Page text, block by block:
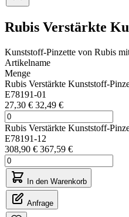
Rubis Verstärkte
Kunststoff-Pinzette von Rubis
Artikelname
Menge
Rubis Verstärkte Kunststoff-
E78191-01
27,30 € 32,49 €
Rubis Verstärkte Kunststoff-
E78191-12
308,90 € 367,59 €
In den Warenkorb
Anfrage